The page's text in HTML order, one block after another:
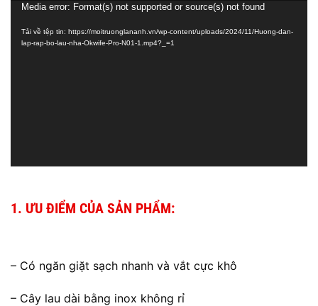
Trình
chơi
Video
Media error: Format(s) not supported or source(s) not found
Tải về tệp tin: https://moitruonglananh.vn/wp-content/uploads/2024/11/Huong-dan-
lap-rap-bo-lau-nha-Okwife-Pro-N01-1.mp4?_=1
1. ƯU ĐIỂM CỦA SẢN PHẨM:
– Có ngăn giặt sạch nhanh và vắt cực khô
– Cây lau dài bằng inox không rỉ